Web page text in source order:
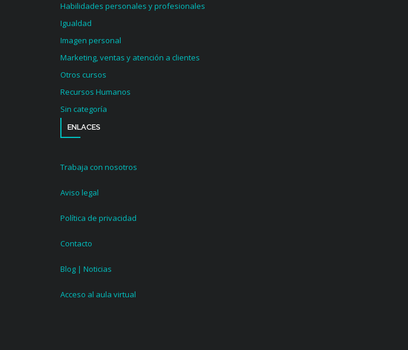
Habilidades personales y profesionales
Igualdad
Imagen personal
Marketing, ventas y atención a clientes
Otros cursos
Recursos Humanos
Sin categoría
ENLACES
Trabaja con nosotros
Aviso legal
Política de privacidad
Contacto
Blog | Noticias
Acceso al aula virtual